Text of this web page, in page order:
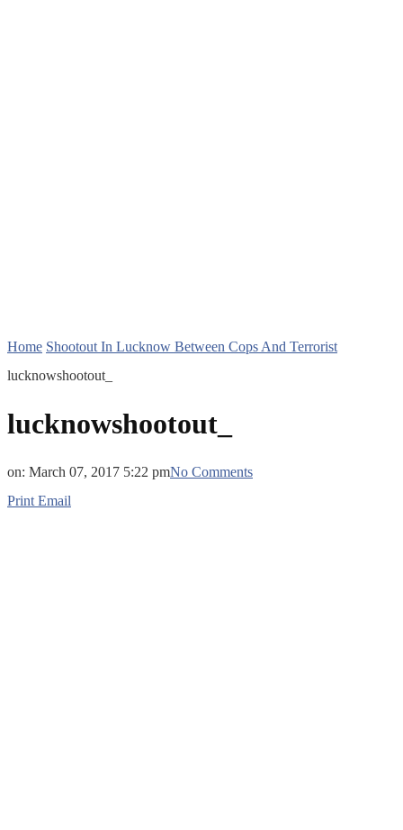
Home Shootout In Lucknow Between Cops And Terrorist
lucknowshootout_
lucknowshootout_
on: March 07, 2017 5:22 pmNo Comments
Print Email